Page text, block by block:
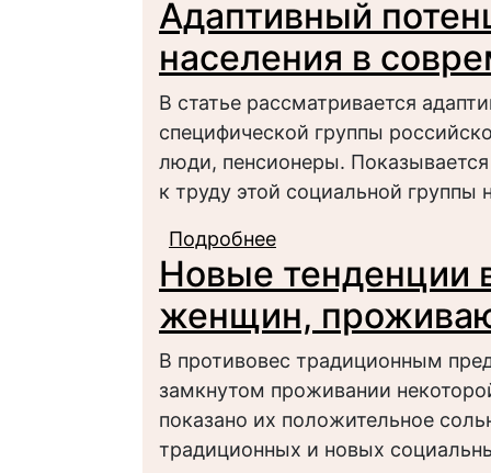
Адаптивный
населения в
В статье рассматривается
специфической группы
люди, пенсионеры.
к труду этой социальной группы
Подробнее
России
Новые тенденции
женщин,
В противовес традиционным
замкнутом проживании
показано их положительное
традиционных и новых